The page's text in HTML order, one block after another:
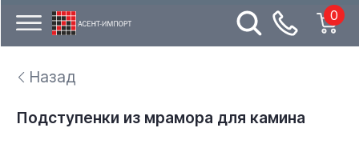
0
Назад
Подступенки из мрамора для камина